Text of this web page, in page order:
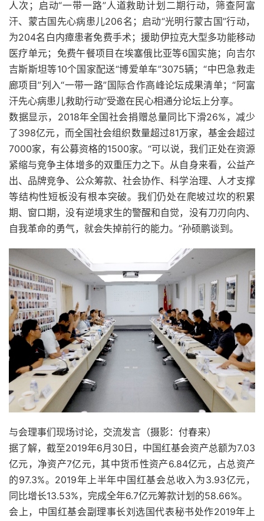
人次；启动“一带一路”人道救助计划二期行动，筛查阿富
汗、蒙古国先心病患儿206名；启动“光明行蒙古国”行动，
为204名白内瘴患者免费手术；援助伊拉克大型多功能移动
医疗单元；免费午餐项目在埃塞俄比亚等6国实施；向吉尔
吉斯斯坦等10个国家配送“博爱单车”3075辆；“中巴急救走
廊项目”列入“一带一路”国际合作高峰论坛成果清单；“阿富
汗先心病患儿救助行动”受邀在民心相通分论坛上分享。
数据显示，2018年全国社会捐赠总量同比下滑26%，减少
了398亿元，而全国社会组织数量超过81万家，基金会超过
7000家，有公募资格的1500家。“可以说，我们正处在资源
紧缩与竞争主体增多的双重压力之下。从自身来看，公益产
出、品牌竞争、公众筹款、社会协作、科学治理、人才支撑
等结构性短板没有根本突破。我们仍处在爬坡过坎的积累
期、窗口期，没有逆境求生的警醒和自觉，没有刀刃向内、
自我革命的勇气，就会失掉前行的能力。”孙硕鹏谈到。
与会理事们现场讨论，交流发言（摄影：付春来）
据了解，截至2019年6月30日，中国红基会资产总额为7.03
亿元，净资产7亿元，其中货币性资产6.84亿元，占总资产
的97.3%。2019年上半年中国红基会总收入为3.93亿元，
同比增长13.53%，完成全年6.7亿元筹款计划的58.66%。
会上，中国红基会副理事长刘选国代表秘书处作2019年上